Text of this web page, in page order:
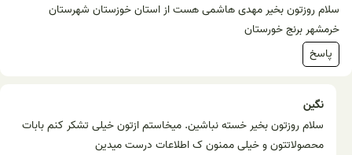
سلام روزتون بخیر مهدی هاشمی هست از استان خوزستان شهرستان
خرمشهر برنج خورستان
پاسخ
نگین
سلام روزتون بخیر خسته نباشین. میخاستم ازتون خیلی تشکر کنم بابات
محصولاتتون و خیلی ممنون ک اطلاعات درست میدین